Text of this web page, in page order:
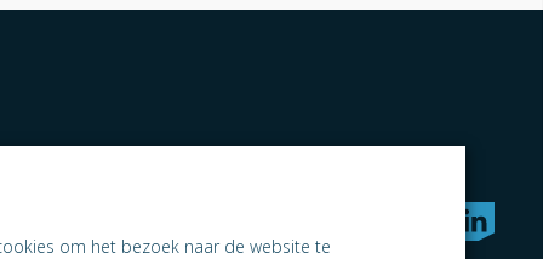
naar samen ondernemen
om het bezoek naar de website te